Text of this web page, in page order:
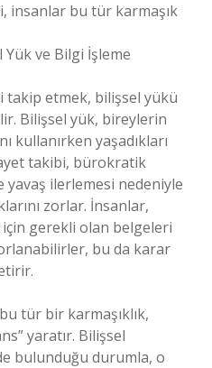
insanlar bu tür karmaşık
ve Bilgi İşleme
takip etmek, bilişsel yükü
Bilişsel yük, bireylerin
kullanırken yaşadıkları
takibi, bürokratik
yavaş ilerlemesi nedeniyle
zorlar. İnsanlar,
gerekli olan belgeleri
bu da karar
tür bir karmaşıklık,
yaratır. Bilişsel
bulunduğu durumla, o